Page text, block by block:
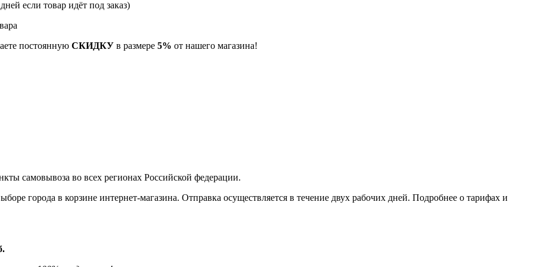
если товар идёт под заказ)
постоянную СКИДКУ в размере 5% от нашего магазина!
самовывоза во всех регионах Российской федерации.
города в корзине интернет-магазина. Отправка осуществляется в течение двух рабочих дней. Подробнее о тарифах и